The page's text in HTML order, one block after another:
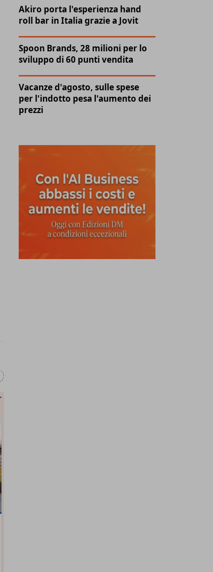
Akiro porta l'esperienza hand
roll bar in Italia grazie a Jovit
Spoon Brands, 28 milioni per lo
sviluppo di 60 punti vendita
Vacanze d'agosto, sulle spese
per l'indotto pesa l'aumento dei
prezzi